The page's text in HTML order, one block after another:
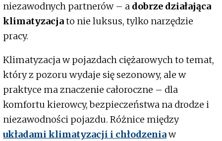
niezawodnych partnerów – a dobrze działająca
klimatyzacjato nie luksus, tylko narzędzie
pracy.
Klimatyzacja w pojazdach ciężarowych to temat,
który z pozoru wydaje się sezonowy, ale w
praktyce ma znaczenie całoroczne – dla
komfortu kierowcy, bezpieczeństwa na drodze i
niezawodności pojazdu. Różnice między
układami klimatyzacji i chłodzeniaw